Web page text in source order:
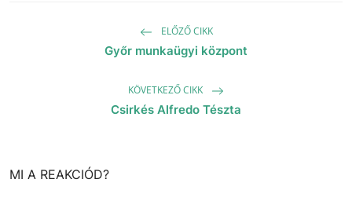
ELŐZŐ CIKK
Győr munkaügyi központ
KÖVETKEZŐ CIKK
Csirkés Alfredo Tészta
MI A REAKCIÓD?